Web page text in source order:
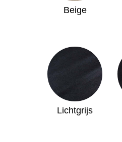
Beige
Lichtgrijs